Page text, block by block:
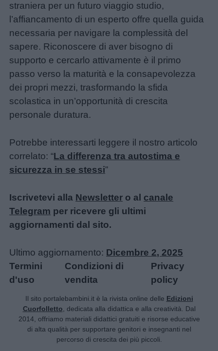
straniera per un futuro viaggio studio,
l’affiancamento di un esperto offre quella guida
necessaria per navigare la complessità del
sapere. Riconoscere di aver bisogno di
supporto e cercarlo attivamente è il primo
passo verso la maturità e la consapevolezza
dei propri mezzi, trasformando la sfida
scolastica in un’opportunità di crescita
personale duratura.
Potrebbe interessarti leggere il nostro articolo
correlato: “La differenza tra autostima e
sicurezza in se stessi”
Iscrivetevi alla Newsletter o al canale
Telegram per ricevere gli ultimi
aggiornamenti dal sito.
Ultimo aggiornamento: Dicembre 2, 2025
Termini
d'uso
Condizioni di
vendita
Privacy
policy
Il sito portalebambini.it è la rivista online delle Edizioni
Cuorfolletto , dedicata alla didattica e alla creatività. Dal
2014, offriamo materiali didattici gratuiti e risorse educative
di alta qualità per supportare genitori e insegnanti nel
percorso di crescita dei più piccoli.